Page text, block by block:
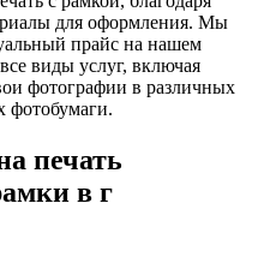
для оформления. Мы
прайс на нашем
виды услуг, включая
фотографии в различных
фотобумаги.
печать
в г